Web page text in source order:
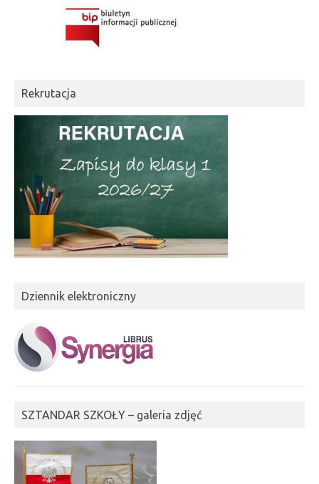
Rekrutacja
Dziennik elektroniczny
SZTANDAR SZKOŁY – galeria zdjęć